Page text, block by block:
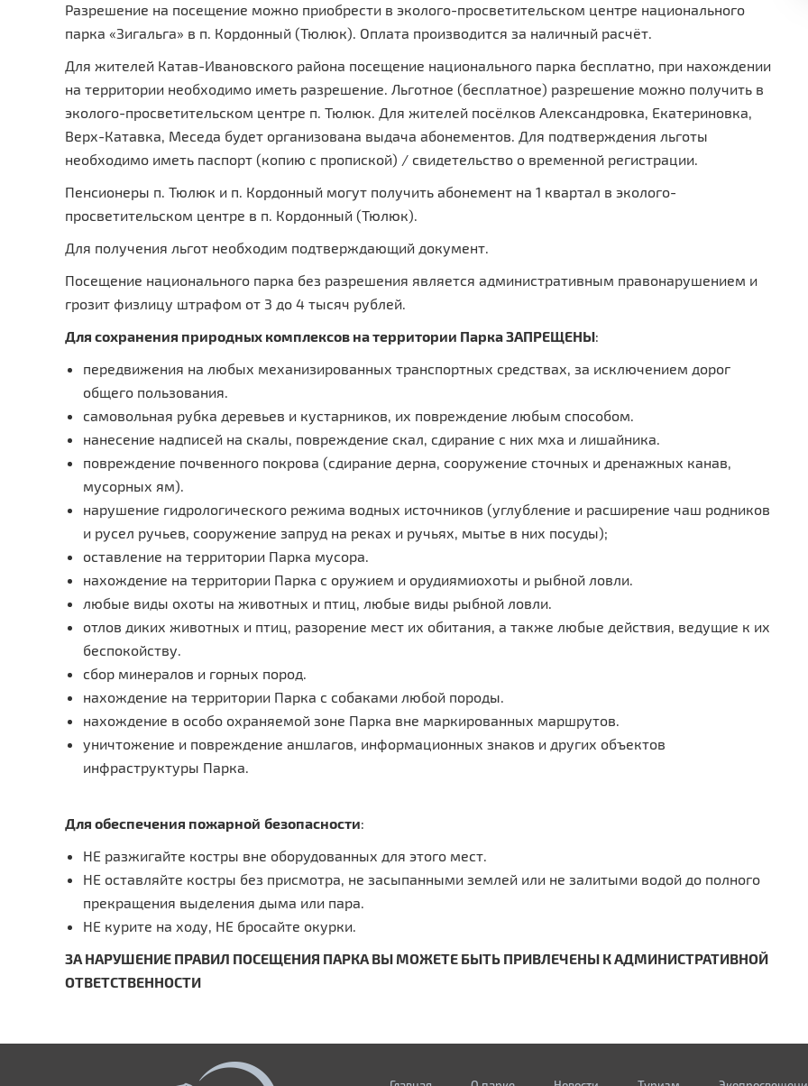
Разрешение на посещение можно приобрести в эколого-просветительском центре национального
парка «Зигальга» в п. Кордонный (Тюлюк). Оплата производится за наличный расчёт.
Для жителей Катав-Ивановского района посещение национального парка бесплатно, при нахождении
на территории необходимо иметь разрешение. Льготное (бесплатное) разрешение можно получить в
эколого-просветительском центре п. Тюлюк. Для жителей посёлков Александровка, Екатериновка,
Верх-Катавка, Меседа будет организована выдача абонементов. Для подтверждения льготы
необходимо иметь паспорт (копию с пропиской) / свидетельство о временной регистрации.
Пенсионеры п. Тюлюк и п. Кордонный могут получить абонемент на 1 квартал в эколого-
просветительском центре в п. Кордонный (Тюлюк).
Для получения льгот необходим подтверждающий документ.
Посещение национального парка без разрешения является административным правонарушением и
грозит физлицу штрафом от 3 до 4 тысяч рублей.
Для сохранения природных комплексов на территории Парка ЗАПРЕЩЕНЫ:
передвижения на любых механизированных транспортных средствах, за исключением дорог
общего пользования.
самовольная рубка деревьев и кустарников, их повреждение любым способом.
нанесение надписей на скалы, повреждение скал, сдирание с них мха и лишайника.
повреждение почвенного покрова (сдирание дерна, сооружение сточных и дренажных канав,
мусорных ям).
нарушение гидрологического режима водных источников (углубление и расширение чаш родников
и русел ручьев, сооружение запруд на реках и ручьях, мытье в них посуды);
оставление на территории Парка мусора.
нахождение на территории Парка с оружием и орудиямиохоты и рыбной ловли.
любые виды охоты на животных и птиц, любые виды рыбной ловли.
отлов диких животных и птиц, разорение мест их обитания, а также любые действия, ведущие к их
беспокойству.
сбор минералов и горных пород.
нахождение на территории Парка с собаками любой породы.
нахождение в особо охраняемой зоне Парка вне маркированных маршрутов.
уничтожение и повреждение аншлагов, информационных знаков и других объектов
инфраструктуры Парка.
Для обеспечения пожарной безопасности:
НЕ разжигайте костры вне оборудованных для этого мест.
НЕ оставляйте костры без присмотра, не засыпанными землей или не залитыми водой до полного
прекращения выделения дыма или пара.
НЕ курите на ходу, НЕ бросайте окурки.
ЗА НАРУШЕНИЕ ПРАВИЛ ПОСЕЩЕНИЯ ПАРКА ВЫ МОЖЕТЕ БЫТЬ ПРИВЛЕЧЕНЫ К АДМИНИСТРАТИВНОЙ
ОТВЕТСТВЕННОСТИ